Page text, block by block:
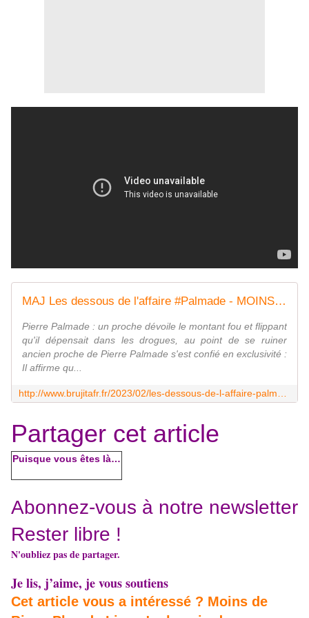
MAJ Les dessous de l'affaire #Palmade - MOINS de BIENS PLUS de LIENS
Pierre Palmade : un proche dévoile le montant fou et flippant
qu'il dépensait dans les drogues, au point de se ruiner
ancien proche de Pierre Palmade s'est confié en exclusivité :
Il affirme qu...
Partager cet article
Puisque vous êtes là…
Abonnez-vous à notre newsletter
Rester libre !
N'oubliez pas de partager.
Je lis, j’aime, je vous soutiens
Cet article vous a intéressé ? Moins de